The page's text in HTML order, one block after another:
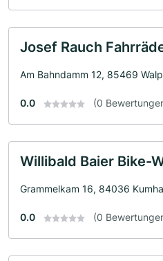
Josef Rauch
Am Bahndamm 12, 85469
0.0 (0
Willibald Baier Bike-
Grammelkam 16, 84036
0.0 (0